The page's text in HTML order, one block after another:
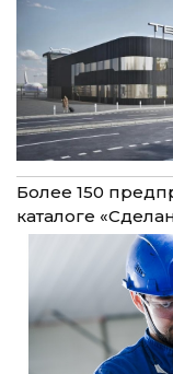
Более 150
каталоге